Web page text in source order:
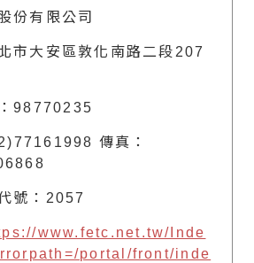
份有限公司
市大安區敦化南路二段207
98770235
傳真：
號：2057
www.fetc.net.tw/Inde
portal/front/inde